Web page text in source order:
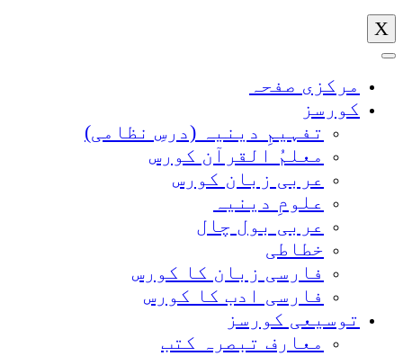
X
مرکزی صفحہ
کورسز
تفہیمِ دینیہ (درسِ نظامی)
معلمُ القرآن کورس
عربی زبان کورس
علومِ دینیہ
عربی بول چال
خطاطی
فارسی زبان کا کورس
فارسی ادب کا کورس
توسیعی کورسز
معارف تبصرہ کتب